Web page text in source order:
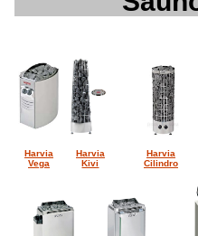
Harvia
Vega
Harvia
Kivi
Harvia
Cilindro